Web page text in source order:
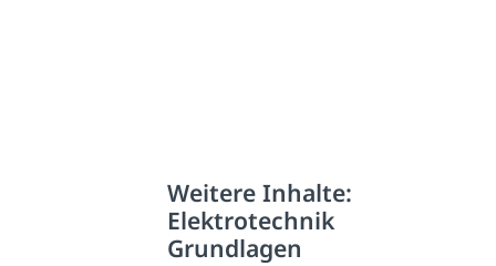
Weitere Inhalte:
Elektrotechnik
Grundlagen